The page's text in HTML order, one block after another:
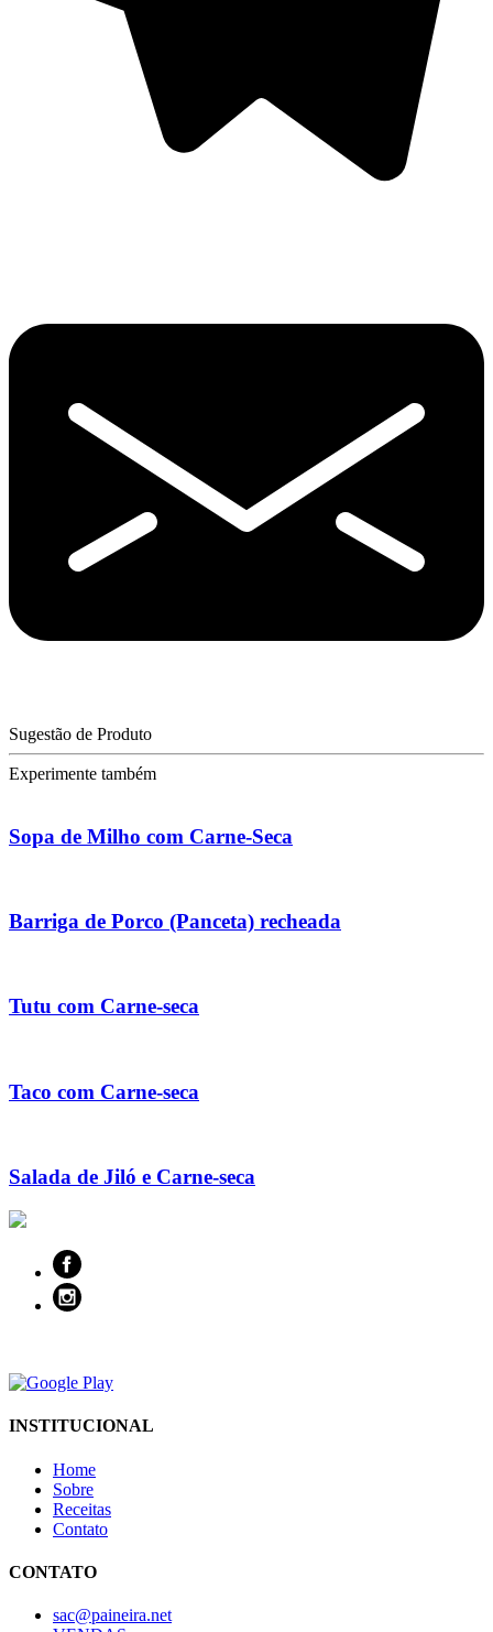
Sugestão de Produto
Experimente também
Sopa de Milho com Carne-Seca
Barriga de Porco (Panceta) recheada
Tutu com Carne-seca
Taco com Carne-seca
Salada de Jiló e Carne-seca
INSTITUCIONAL
Home
Sobre
Receitas
Contato
CONTATO
sac@paineira.net